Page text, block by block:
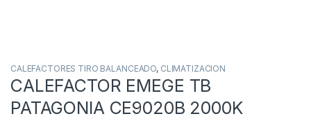
CALEFACTORES TIRO BALANCEADO, CLIMATIZACION
CALEFACTOR EMEGE TB
PATAGONIA CE9020B 2000K